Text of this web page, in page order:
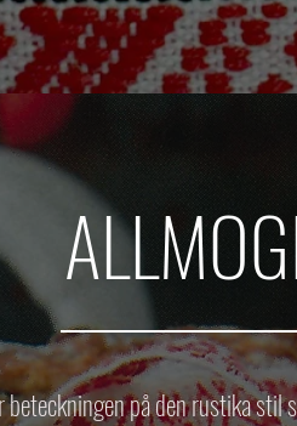
beteckningen på den rustika stil